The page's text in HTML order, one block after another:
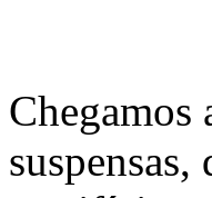
Chegamos